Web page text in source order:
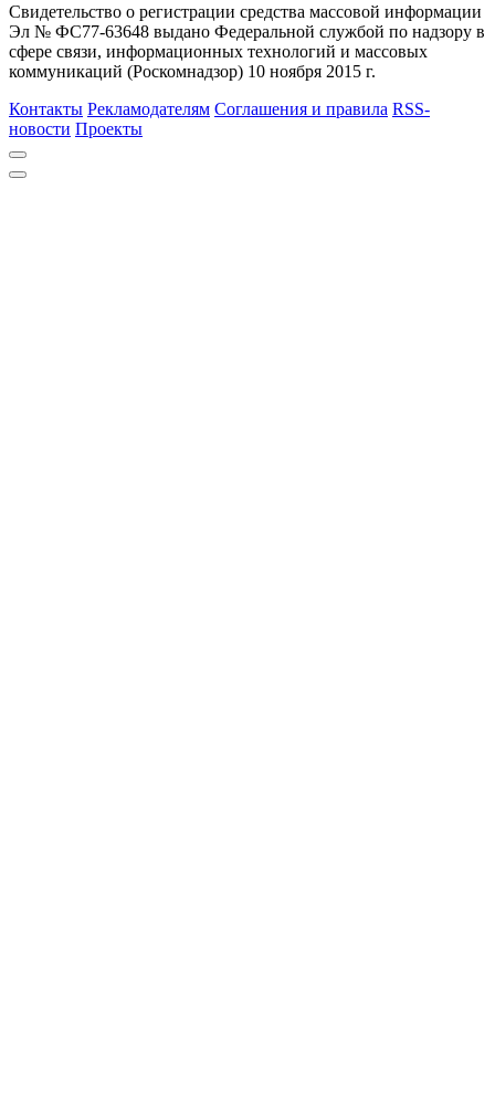
Свидетельство о регистрации средства массовой информации
Эл № ФС77-63648 выдано Федеральной службой по надзору в
сфере связи, информационных технологий и массовых
коммуникаций (Роскомнадзор) 10 ноября 2015 г.
Контакты Рекламодателям Соглашения и правила RSS-
новости Проекты